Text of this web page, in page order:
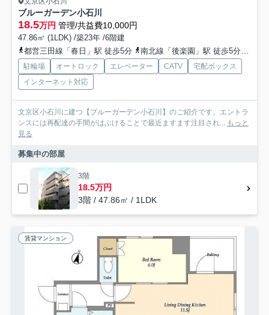
ブルーガーデン小石川
18.5万円 管理/共益費10,000円
47.86㎡ (1LDK) /築23年 /6階建
都営三田線「春日」駅 徒歩5分
南北線「後楽園」駅 徒歩5分
駐輪場 オートロック エレベーター CATV
宅配ボックス
インターネット対応
文京区小石川に建つ【ブルーガーデン小石川】のご紹介です。エントラ
ンスには再配達の手間がはぶけることで最近ますます注目され... もっと
見る
募集中の部屋
3階
18.5万円
3階 / 47.86㎡ / 1LDK
賃貸マンション